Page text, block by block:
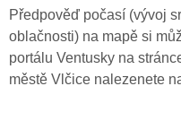
Předpověď počasí (vývoj
oblačnosti) na mapě si
portálu Ventusky na
městě Vlčice nalezenete